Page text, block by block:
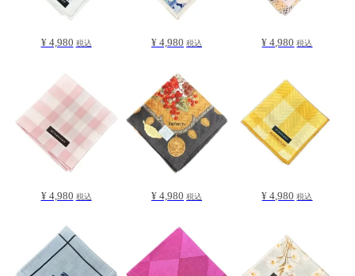
¥ 4,980 税込 ¥ 4,980 税込 ¥ 4,980 税込
¥ 4,980 税込 ¥ 4,980 税込 ¥ 4,980 税込